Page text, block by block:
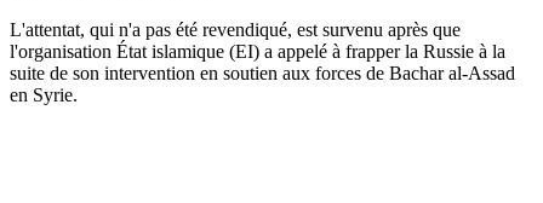
L'attentat, qui n'a pas été revendiqué, est survenu après que
l'organisation État islamique (EI) a appelé à frapper la Russie à la
suite de son intervention en soutien aux forces de Bachar al-Assad
en Syrie.